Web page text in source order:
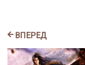
ВПЕРЕД